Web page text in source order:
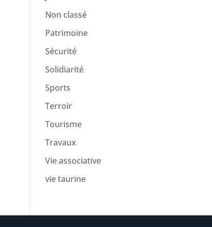
Non classé
Patrimoine
Sécurité
Solidiarité
Sports
Terroir
Tourisme
Travaux
Vie associative
vie taurine